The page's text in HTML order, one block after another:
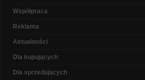
Współpraca
Reklama
Aktualności
Dla kupujących
Dla sprzedających